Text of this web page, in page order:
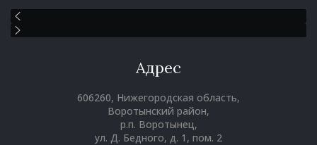
Адрес
606260, Нижегородская область,
Воротынский район,
р.п. Воротынец,
ул. Д. Бедного, д. 1, пом. 2